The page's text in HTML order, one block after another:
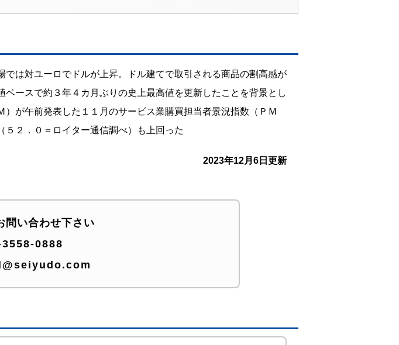
は対ユーロでドルが上昇。ドル建てで取引される商品の割高感が
ースで約３年４カ月ぶりの史上最高値を更新したことを背景とし
が午前発表した１１月のサービス業購買担当者景況指数（ＰＭ
５２．０＝ロイター通信調べ）も上回った
2023年12月6日更新
問い合わせ下さい
0888